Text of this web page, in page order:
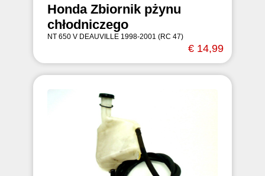
Honda Zbiornik pżynu
chłodniczego
NT 650 V DEAUVILLE 1998-2001 (RC 47)
€ 14,99